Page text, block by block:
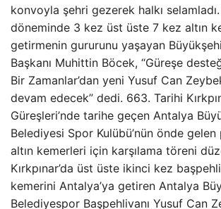
konvoyla şehri gezerek halkı selamladı.
döneminde 3 kez üst üste 7 kez altın
getirmenin gururunu yaşayan
Başkanı Muhittin Böcek, “Güreşe
Bir Zamanlar’dan yeni Yusuf Can
devam edecek” dedi. 663. Tarihi
Güreşleri’nde tarihe geçen Antalya
Belediyesi Spor Kulübü’nün önde gelen
altın kemerleri için karşılama töreni
Kırkpınar’da üst üste ikinci kez
kemerini Antalya’ya getiren Antalya
Belediyespor Başpehlivanı Yusuf Can